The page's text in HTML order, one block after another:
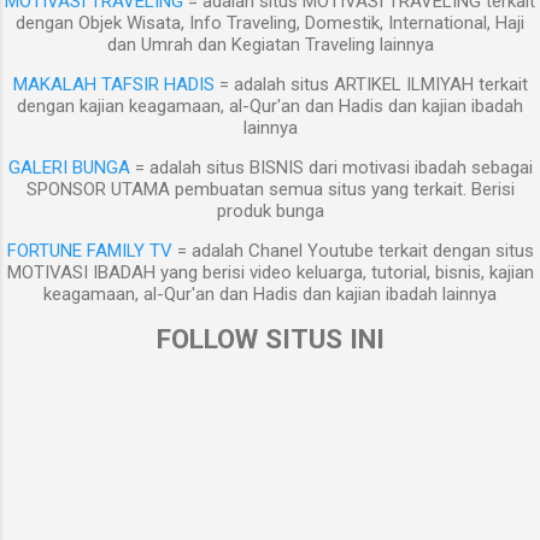
bentukan bahasanya mencakup semua person
(jiwa) yang bisa dipercayai maknanya tanpa
batas kualitas dan kuantitas. Contoh dalam Q.S.
Yasin/36: 20. وجاء من أقصي المدينة...
dengan Objek Wisata, Info Traveling, Domestik, International, Haji
dan Umrah dan Kegiatan Traveling lainnya
MAKALAH TAFSIR HADIS = adalah situs ARTIKEL ILMIYAH terkait
dengan kajian keagamaan, al-Qur'an dan Hadis dan kajian ibadah
lainnya
GALERI BUNGA= adalah situs BISNIS dari motivasi ibadah sebagai
SPONSOR UTAMA pembuatan semua situs yang terkait. Berisi
produk bunga
FORTUNE FAMILY TV= adalah Chanel Youtube terkait dengan situs
MOTIVASI IBADAH yang berisi video keluarga, tutorial, bisnis, kajian
keagamaan, al-Qur'an dan Hadis dan kajian ibadah lainnya
FOLLOW SITUS INI